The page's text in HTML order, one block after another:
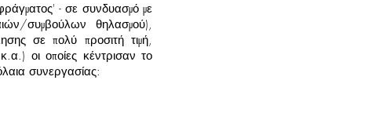
- σε συνδυασμό με
συμβούλων θηλασμού),
σε πολύ προσιτή τιμή,
οι οποίες κέντρισαν το
συνεργασίας: